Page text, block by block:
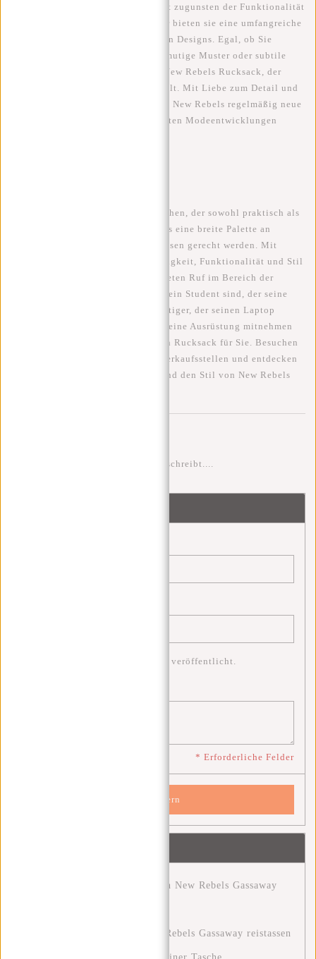
New Rebels versteht, dass Stil nicht zugunsten der Funktionalität
vernachlässigt werden sollte. Daher bieten sie eine umfangreiche
Auswahl an trendigen und stilvollen Designs. Egal, ob Sie
einfache monochrome Rucksäcke, mutige Muster oder subtile
Details bevorzugen, es gibt einen New Rebels Rucksack, der
Ihren persönlichen Stil widerspiegelt. Mit Liebe zum Detail und
einem Fokus auf Modetrends bringt New Rebels regelmäßig neue
Kollektionen heraus, die den neuesten Modeentwicklungen
suchen, der sowohl praktisch als
auch modisch ist, bietet New Rebels eine breite Palette an
Optionen, die allen Ihren Bedürfnissen gerecht werden. Mit
Schwerpunkt auf Qualität, Langlebigkeit, Funktionalität und Stil
hat diese Marke einen ausgezeichneten Ruf im Bereich der
Rucksäcke aufgebaut. Egal, ob Sie ein Student sind, der seine
Bücher tragen möchte, ein Berufstätiger, der seinen Laptop
benötigt, oder ein Abenteurer, der seine Ausrüstung mitnehmen
muss, New Rebels hat den perfekten Rucksack für Sie. Besuchen
Sie ihre Website oder einen ihrer Verkaufsstellen und entdecken
Sie noch heute die Vielseitigkeit und den Stil von New Rebels
Sei der erste der einen Kommentar schreibt....
* Ihre E-Mail-Adresse wird nicht veröffentlicht.
* Erforderliche Felder
Speichern
Entdecke das Abenteuer mit den New Rebels Gassaway
Ontdek het avontuur met New Rebels Gassaway reistassen